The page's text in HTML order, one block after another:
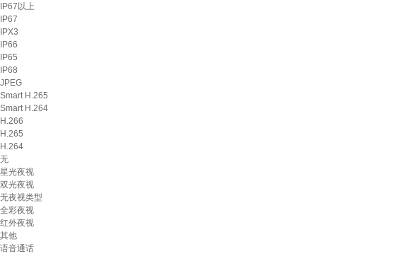
IP67以上
IP67
IPX3
IP66
IP65
IP68
JPEG
Smart H.265
Smart H.264
H.266
H.265
H.264
无
星光夜视
双光夜视
无夜视类型
全彩夜视
红外夜视
其他
语音通话